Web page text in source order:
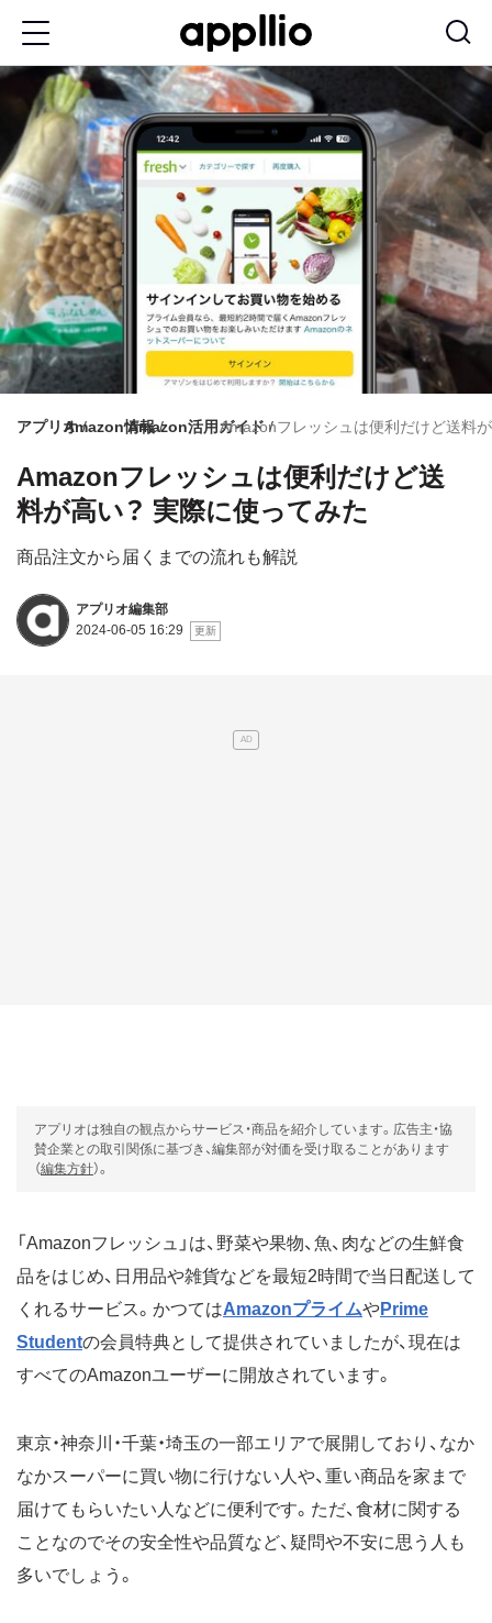
ン
テ
ン
ツ
に
移
動
アプリオAmazon情報Amazon活用ガイドAmazonフレッシュは便利だけど送料
Amazonフレッシュは便利だけど送
料が高い？ 実際に使ってみた
商品注文から届くまでの流れも解説
アプリオ編集部
2024-06-05 16:29
アプリオは独自の観点からサービス・商品を紹介しています。広告主・協
賛企業との取引関係に基づき、編集部が対価を受け取ることがあります
（編集方針）。
「Amazonフレッシュ」は、野菜や果物、魚、肉などの生鮮食
品をはじめ、日用品や雑貨などを最短2時間で当日配送して
くれるサービス。かつてはAmazonプライムやPrime
Studentの会員特典として提供されていましたが、現在は
すべてのAmazonユーザーに開放されています。
東京・神奈川・千葉・埼玉の一部エリアで展開しており、なか
なかスーパーに買い物に行けない人や、重い商品を家まで
届けてもらいたい人などに便利です。ただ、食材に関する
ことなのでその安全性や品質など、疑問や不安に思う人も
多いでしょう。